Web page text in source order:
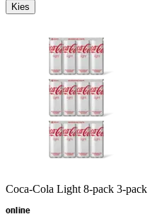
Kies
Coca-Cola Light 8-pack 3-pack
online